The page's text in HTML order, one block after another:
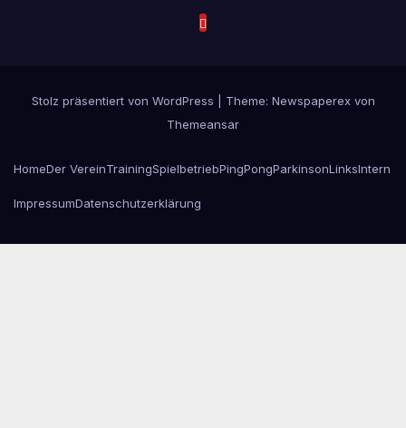
Stolz präsentiert von WordPress
Theme: Newspaperex von
Themeansar
HomeDer VereinTrainingSpielbetriebPingPongParkinsonLinksIntern
ImpressumDatenschutzerklärung